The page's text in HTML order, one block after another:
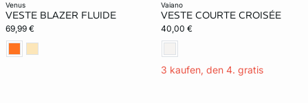
venus
VESTE BLAZER FLUIDE
69,99 €
vaiano
VESTE COURTE CROISÉE
40,00 €
3 kaufen, den 4. gratis